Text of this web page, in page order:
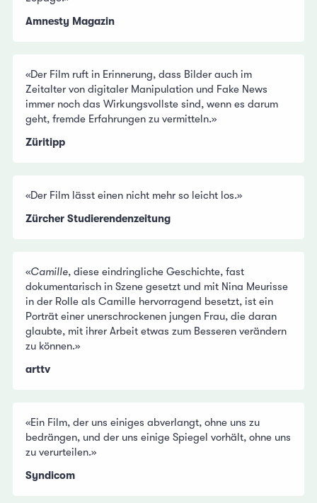
Amnesty Magazin
«Der Film ruft in Erinnerung, dass Bilder auch im
Zeitalter von digitaler Manipulation und Fake News
immer noch das Wirkungsvollste sind, wenn es darum
geht, fremde Erfahrungen zu vermitteln.»
Züritipp
«Der Film lässt einen nicht mehr so leicht los.»
Zürcher Studierendenzeitung
«Camille, diese eindringliche Geschichte, fast
dokumentarisch in Szene gesetzt und mit Nina Meurisse
in der Rolle als Camille hervorragend besetzt, ist ein
Porträt einer unerschrockenen jungen Frau, die daran
glaubte, mit ihrer Arbeit etwas zum Besseren verändern
zu können.»
arttv
«Ein Film, der uns einiges abverlangt, ohne uns zu
bedrängen, und der uns einige Spiegel vorhält, ohne uns
zu verurteilen.»
Syndicom